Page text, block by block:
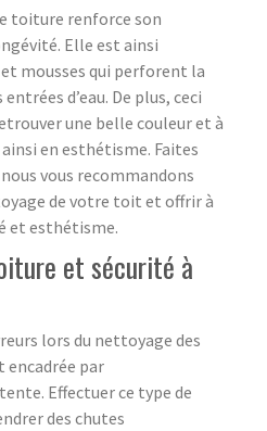
toiture renforce son
Elle est ainsi
mousses qui perforent la
d’eau. De plus, ceci
une belle couleur et à
en esthétisme. Faites
vous recommandons
de votre toit et offrir à
et esthétisme.
et sécurité à
lors du nettoyage des
par
Effectuer ce type de
des chutes